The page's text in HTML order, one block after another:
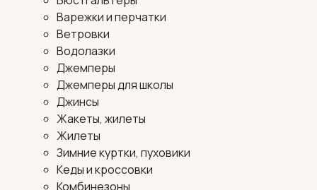
Варежки и перчатки
Ветровки
Водолазки
Джемперы
Джемперы для школы
Джинсы
Жакеты, жилеты
Жилеты
Зимние куртки, пуховики
Кеды и кроссовки
Комбинезоны